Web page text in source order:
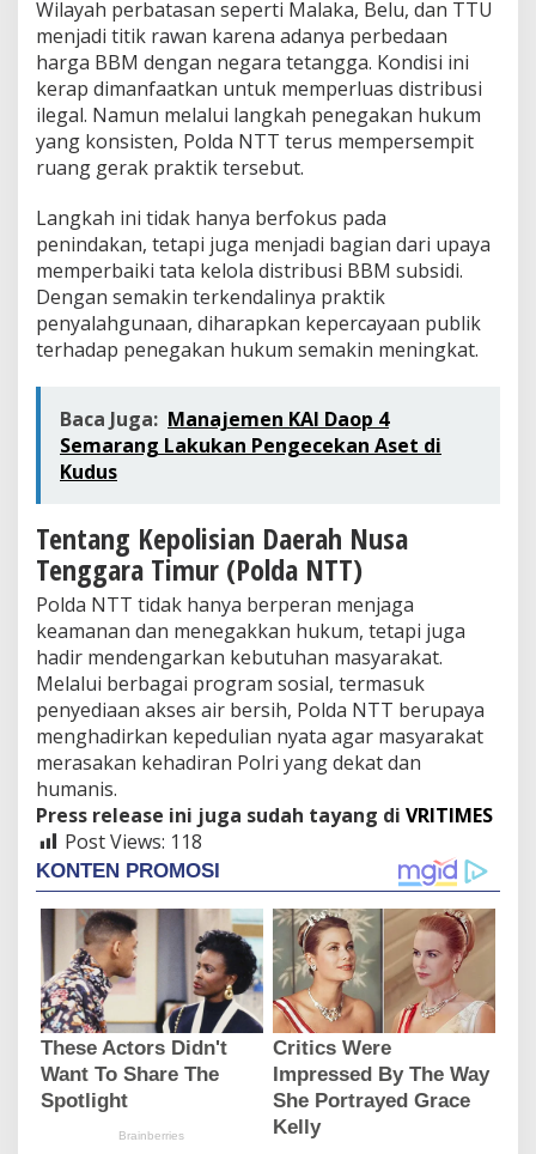
Wilayah perbatasan seperti Malaka, Belu, dan TTU
menjadi titik rawan karena adanya perbedaan
harga BBM dengan negara tetangga. Kondisi ini
kerap dimanfaatkan untuk memperluas distribusi
ilegal. Namun melalui langkah penegakan hukum
yang konsisten, Polda NTT terus mempersempit
ruang gerak praktik tersebut.
Langkah ini tidak hanya berfokus pada
penindakan, tetapi juga menjadi bagian dari upaya
memperbaiki tata kelola distribusi BBM subsidi.
Dengan semakin terkendalinya praktik
penyalahgunaan, diharapkan kepercayaan publik
terhadap penegakan hukum semakin meningkat.
Baca Juga: Manajemen KAI Daop 4
Semarang Lakukan Pengecekan Aset di
Kudus
Tentang Kepolisian Daerah Nusa
Tenggara Timur (Polda NTT)
Polda NTT tidak hanya berperan menjaga
keamanan dan menegakkan hukum, tetapi juga
hadir mendengarkan kebutuhan masyarakat.
Melalui berbagai program sosial, termasuk
penyediaan akses air bersih, Polda NTT berupaya
menghadirkan kepedulian nyata agar masyarakat
merasakan kehadiran Polri yang dekat dan
humanis.
Press release ini juga sudah tayang di VRITIMES
Post Views: 118